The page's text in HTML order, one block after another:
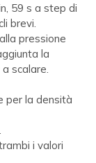
59 s a step di
brevi.
pressione
la
scalare.
per la densità
i valori